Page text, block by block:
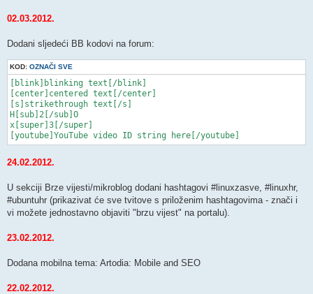
02.03.2012.
Dodani sljedeći BB kodovi na forum:
KOD: OZNAČI SVE
[blink]blinking text[/blink]
[center]centered text[/center]
[s]strikethrough text[/s]
H[sub]2[/sub]O
x[super]3[/super]
[youtube]YouTube video ID string here[/youtube]
24.02.2012.
U sekciji Brze vijesti/mikroblog dodani hashtagovi #linuxzasve, #linuxhr,
#ubuntuhr (prikazivat će sve tvitove s priloženim hashtagovima - znači i
vi možete jednostavno objaviti "brzu vijest" na portalu).
23.02.2012.
Dodana mobilna tema: Artodia: Mobile and SEO
22.02.2012.